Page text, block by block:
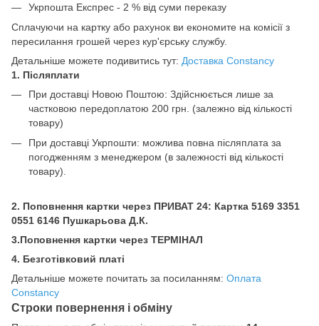
Укрпошта Експрес - 2 % від суми переказу
Сплачуючи на картку або рахунок ви економите на комісії з
пересилання грошей через кур'єрську службу.
Детальніше можете подивитись тут: Доставка Constancy
1. Післяплати
При доставці Новою Поштою: Здійснюється лише за
частковою передоплатою 200 грн. (залежно від кількості
товару)
При доставці Укрпошти: можлива повна післяплата за
погодженням з менеджером (в залежності від кількості
товару).
2. Поповнення картки через ПРИВАТ 24: Картка 5169 3351
0551 6146 Пушкарьова Д.К.
3.Поповнення картки через ТЕРМІНАЛ
4. Безготівковий платі
Детальніше можете почитать за посиланням: Оплата
Constancy
Строки повернення і обміну